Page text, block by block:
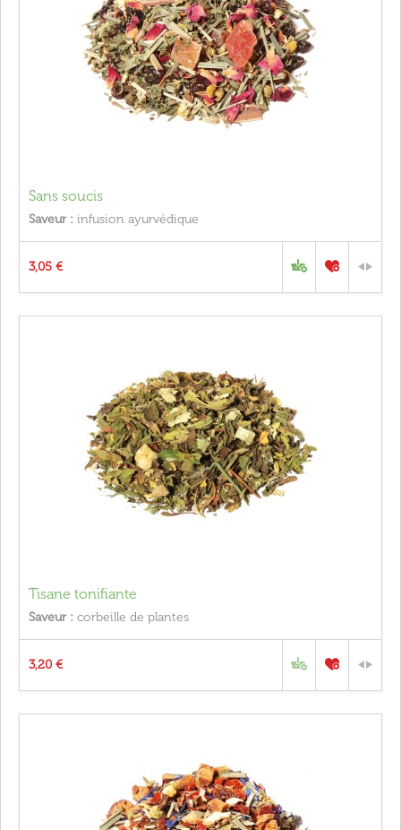
Sans soucis
Saveur : infusion ayurvédique
3,05 €
Tisane tonifiante
Saveur : corbeille de plantes
3,20 €